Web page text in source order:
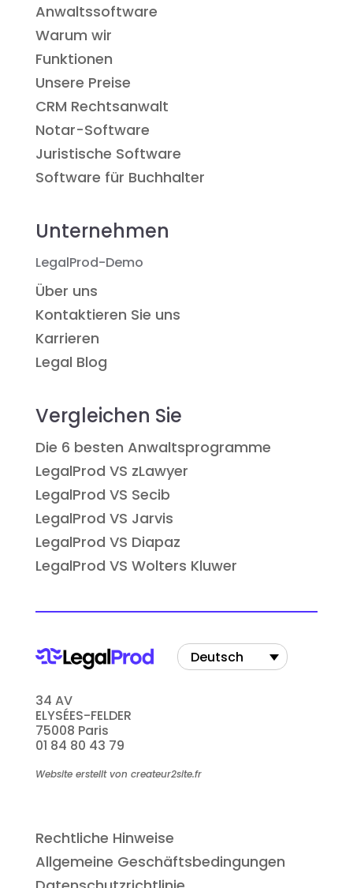
Anwaltssoftware
Warum wir
Funktionen
Unsere Preise
CRM Rechtsanwalt
Notar-Software
Juristische Software
Software für Buchhalter
Unternehmen
LegalProd-Demo
Über uns
Kontaktieren Sie uns
Karrieren
Legal Blog
Vergleichen Sie
Die 6 besten Anwaltsprogramme
LegalProd VS zLawyer
LegalProd VS Secib
LegalProd VS Jarvis
LegalProd VS Diapaz
LegalProd VS Wolters Kluwer
34 AV
ELYSÉES-FELDER
75008 Paris
01 84 80 43 79
Website erstellt von createur2site.fr
Deutsch
Rechtliche Hinweise
Allgemeine Geschäftsbedingungen